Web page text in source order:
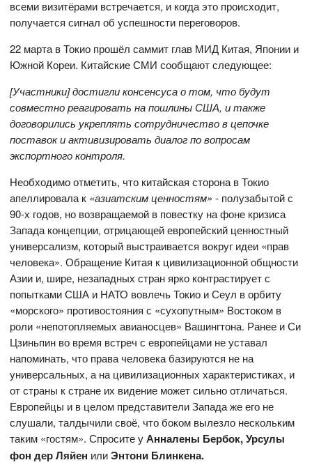
всеми визитёрами встречается, и когда это происходит,
получается сигнал об успешности переговоров.
22 марта в Токио прошёл саммит глав МИД Китая, Японии и
Южной Кореи. Китайские СМИ сообщают следующее:
[Участники] достигли консенсуса о том, что будут
совместно реагировать на пошлины США, и также
договорились укреплять сотрудничество в цепочке
поставок и активизировать диалог по вопросам
экспортного контроля.
Необходимо отметить, что китайская сторона в Токио
апеллировала к «азиатским ценностям» - полузабытой с
90-х годов, но возвращаемой в повестку на фоне кризиса
Запада концепции, отрицающей европейский ценностный
универсализм, который выстраивается вокруг идеи «прав
человека». Обращение Китая к цивилизационной общности
Азии и, шире, незападных стран ярко контрастирует с
попытками США и НАТО вовлечь Токио и Сеул в орбиту
«морского» противостояния с «сухопутным» Востоком в
роли «непотопляемых авианосцев» Вашингтона. Ранее и Си
Цзиньпин во время встреч с европейцами не уставал
напоминать, что права человека базируются не на
универсальных, а на цивилизационных характеристиках, и
от страны к стране их видение может сильно отличаться.
Европейцы и в целом представители Запада же его не
слушали, талдычили своё, что боком вылезло нескольким
таким «гостям». Спросите уАнналены Бербок, Урсулы
фон дер Ляйен илиЭнтони Блинкена.